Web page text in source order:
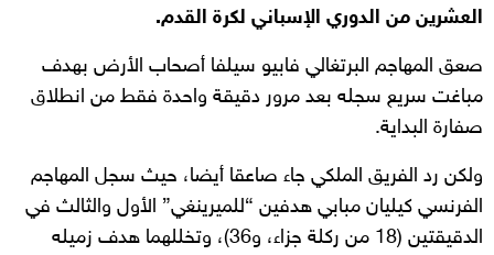
العشرين من الدوري الإسباني لكرة القدم.
صعق المهاجم البرتغالي فابيو سيلفا أصحاب الأرض بهدف
مباغت سريع سجله بعد مرور دقيقة واحدة فقط من انطلاق
صفارة البداية.
ولكن رد الفريق الملكي جاء صاعقا أيضا، حيث سجل المهاجم
الفرنسي كيليان مبابي هدفين “للميرينغي” الأول والثالث في
الدقيقتين (18 من ركلة جزاء، و36)، وتخللهما هدف زميله